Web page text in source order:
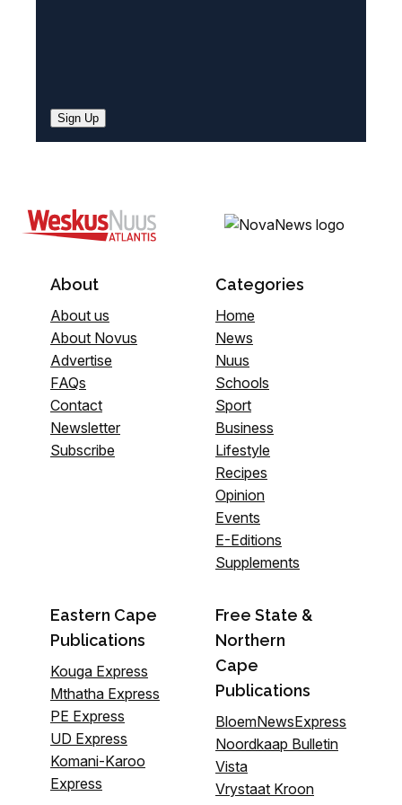
Sign Up
About
About us
About Novus
Advertise
FAQs
Contact
Newsletter
Subscribe
Categories
Home
News
Nuus
Schools
Sport
Business
Lifestyle
Recipes
Opinion
Events
E-Editions
Supplements
Eastern Cape
Publications
Kouga Express
Mthatha Express
PE Express
UD Express
Komani-Karoo
Express
Free State &
Northern
Cape
Publications
BloemNewsExpress
Noordkaap Bulletin
Vista
Vrystaat Kroon